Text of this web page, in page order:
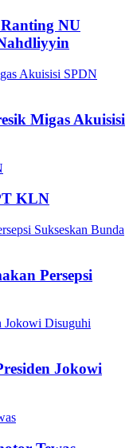
NU
Migas Akuisisi
KLN
Persepsi
Jokowi